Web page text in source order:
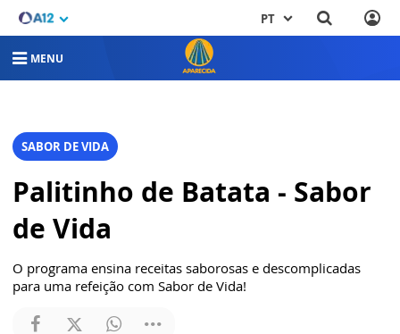
PT
MENU
SABOR DE VIDA
Palitinho de Batata - Sabor
de Vida
O programa ensina receitas saborosas e descomplicadas
para uma refeição com Sabor de Vida!